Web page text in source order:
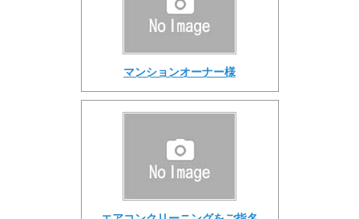
マンションオーナー様